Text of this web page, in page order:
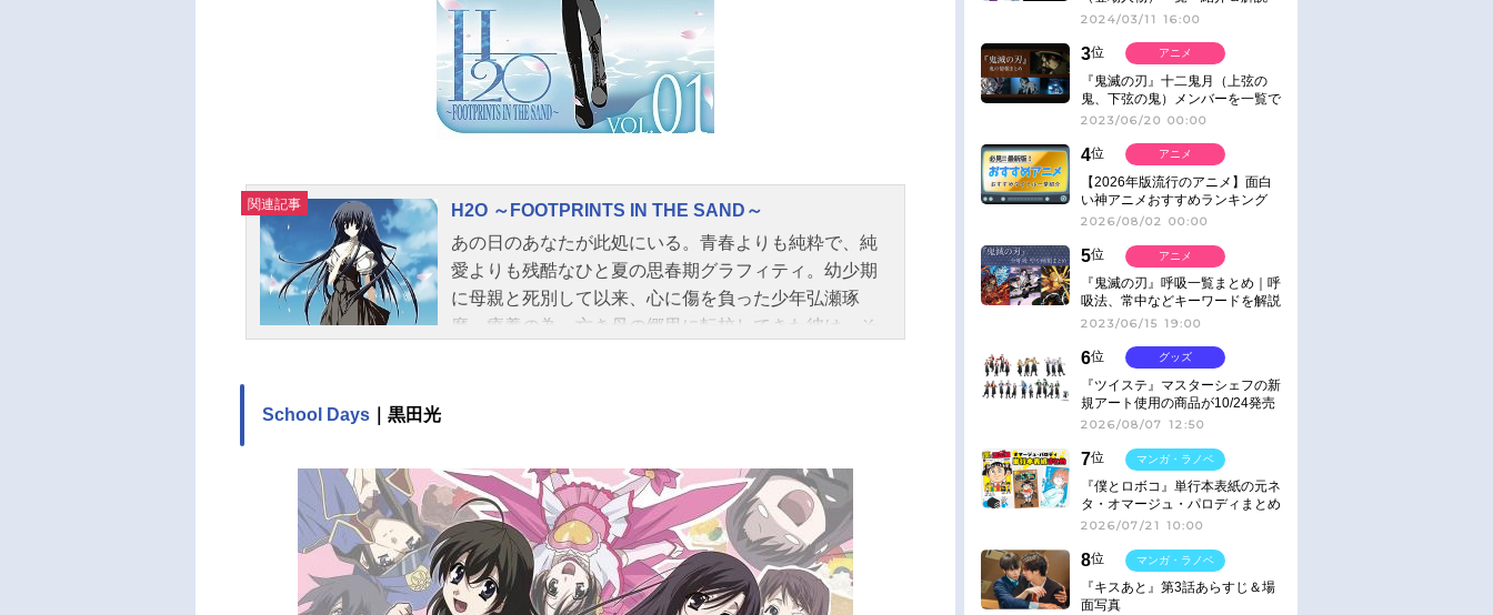
関連記事
H2O ～FOOTPRINTS IN THE SAND～
あの日のあなたが此処にいる。青春よりも純粋で、純
愛よりも残酷なひと夏の思春期グラフィティ。幼少期
に母親と死別して以来、心に傷を負った少年弘瀬琢
磨。療養の為、亡き母の郷里に転校してきた彼は、そ
ほか話数全12話キャスト弘瀬琢磨：小清水亜美小日向
はやみ：櫻井浩美神楽ほたる：田中涼子音羽：成瀬未
亜八雲はまじ：榊原ゆい田端ゆい：安田未央久門真
紀：本多陽子ほたるの祖父：長克巳穂積輝夫：川津泰
彦子分A：風間勇刀子分B：柿原徹也先生：佐藤利奈ス
タッフ原作：枕（「H2O-FOOTPRINTSINTHESAND
School Days ｜黒田光
2024/03/11 16:00
3位
『鬼滅の刃』十二鬼月（上弦の
鬼、下弦の鬼）メンバーを一覧で
紹介＆解説（登場鬼の情報まと
2023/06/20 00:00
アニメ
4位
【2026年版流行のアニメ】面白
い神アニメおすすめランキング
【名作・話題作】｜ジャンル別人
2026/08/02 00:00
アニメ
5位
『鬼滅の刃』呼吸一覧まとめ｜呼
吸法、常中などキーワードを解説
2023/06/15 19:00
アニメ
6位
『ツイステ』マスターシェフの新
規アート使用の商品が10/24発売
2026/08/07 12:50
グッズ
7位
『僕とロボコ』単行本表紙の元ネ
タ・オマージュ・パロディまとめ
2026/07/21 10:00
マンガ・ラノベ
8位
『キスあと』第3話あらすじ＆場
面写真
マンガ・ラノベ